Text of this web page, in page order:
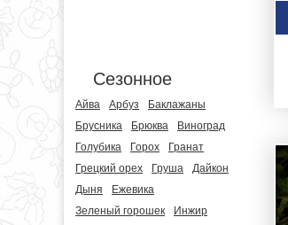
Сезонное
Айва Арбуз
Баклажаны
Брусника
Брюква
Виноград
Голубика
Горох
Гранат
Грецкий орех
Груша
Дайкон
Дыня
Ежевика
Зеленый горошек
Инжир